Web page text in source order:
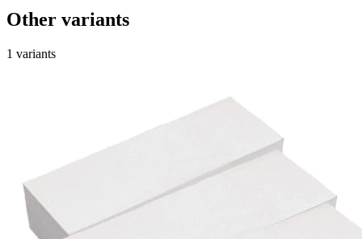
Other variants
1 variants